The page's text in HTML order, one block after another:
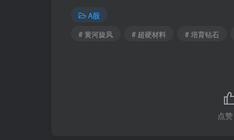
A股
# 黄河旋风
# 超硬材料 # 培育钻石
点赞